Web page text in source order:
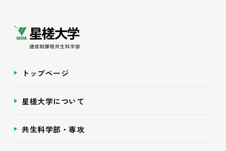
トップページ
星槎大学について
共生科学部・専攻